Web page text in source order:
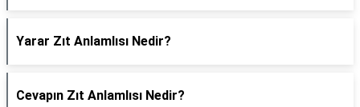
Yarar Zıt Anlamlısı Nedir?
Cevapın Zıt Anlamlısı Nedir?